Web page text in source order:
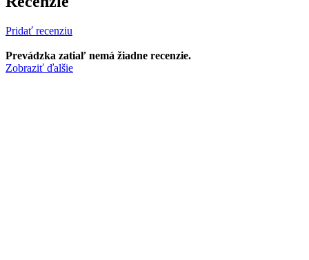
Pridať recenziu
Prevádzka zatiaľ nemá žiadne recenzie.
Zobraziť ďalšie